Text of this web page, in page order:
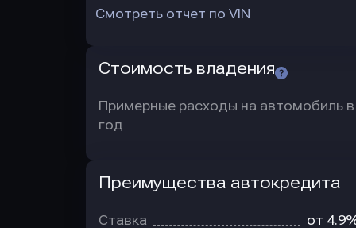
Смотреть отчет по VIN
Стоимость владения
Примерные расходы на автомобиль в
год
Преимущества автокредита
Ставка от